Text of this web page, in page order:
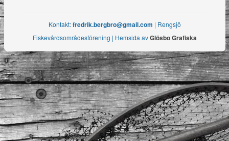
Kontakt:fredrik.bergbro@gmail.com | Rengsjö
Fiskevårdsområdesförening | Hemsida avGlösbo Grafiska